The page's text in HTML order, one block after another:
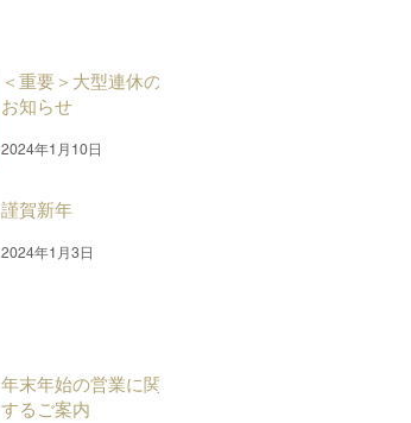
＜重要＞大型連休の
お知らせ
2024年1月10日
謹賀新年
2024年1月3日
年末年始の営業に関
するご案内